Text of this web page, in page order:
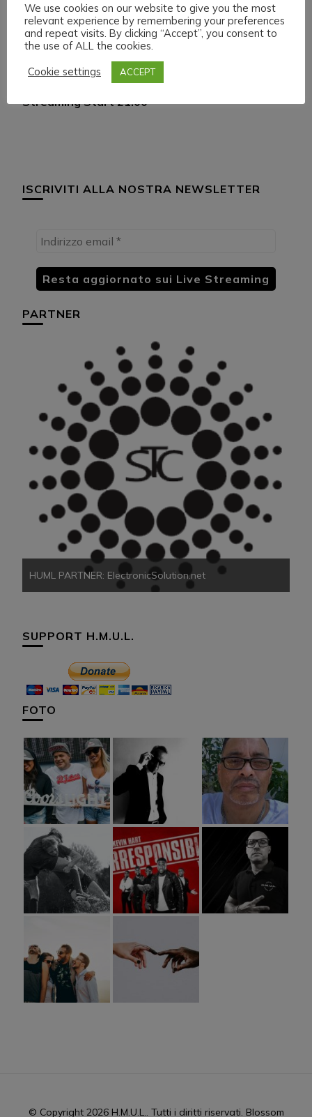
Navigazione
articoli
Articolo precedente
H.M.U.L. Domenica 2
Streaming Start 21:00
ISCRIVITI ALLA NOSTRA NEWSLETTER
PARTNER
HUML PARTNER: ElectronicSolution.net
SUPPORT H.M.U.L.
FOTO
© Copyright 2026 H.M.U.L.. Tutti i diritti riservati. Blossom
We use cookies on our website to give you the most
relevant experience by remembering your preferences
and repeat visits. By clicking “Accept”, you consent to
the use of ALL the cookies.
Cookie settings
ACCEPT